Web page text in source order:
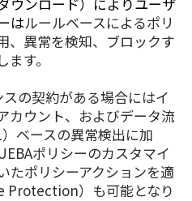
はルールベースによるポリ
、異常を検知、ブロックす
す。
の契約がある場合にはイ
カウント、およびデータ流
ベースの異常検出に加
ポリシーのカスタマイ
たポリシーアクションを適
Protection）も可能となり